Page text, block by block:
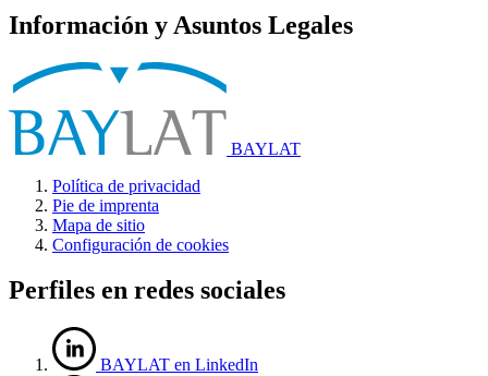
Información y Asuntos Legales
BAYLAT
Política de privacidad
Pie de imprenta
Mapa de sitio
Configuración de cookies
Perfiles en redes sociales
BAYLAT en LinkedIn